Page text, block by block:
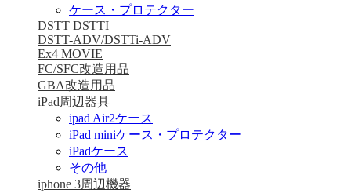
ケース・プロテクター
DSTT DSTTI
DSTT-ADV/DSTTi-ADV
Ex4 MOVIE
FC/SFC改造用品
GBA改造用品
iPad周辺器具
ipad Air2ケース
iPad miniケース・プロテクター
iPadケース
その他
iphone 3周辺機器